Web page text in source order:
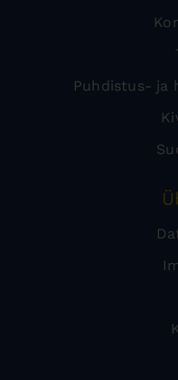
Puhdistus- ja